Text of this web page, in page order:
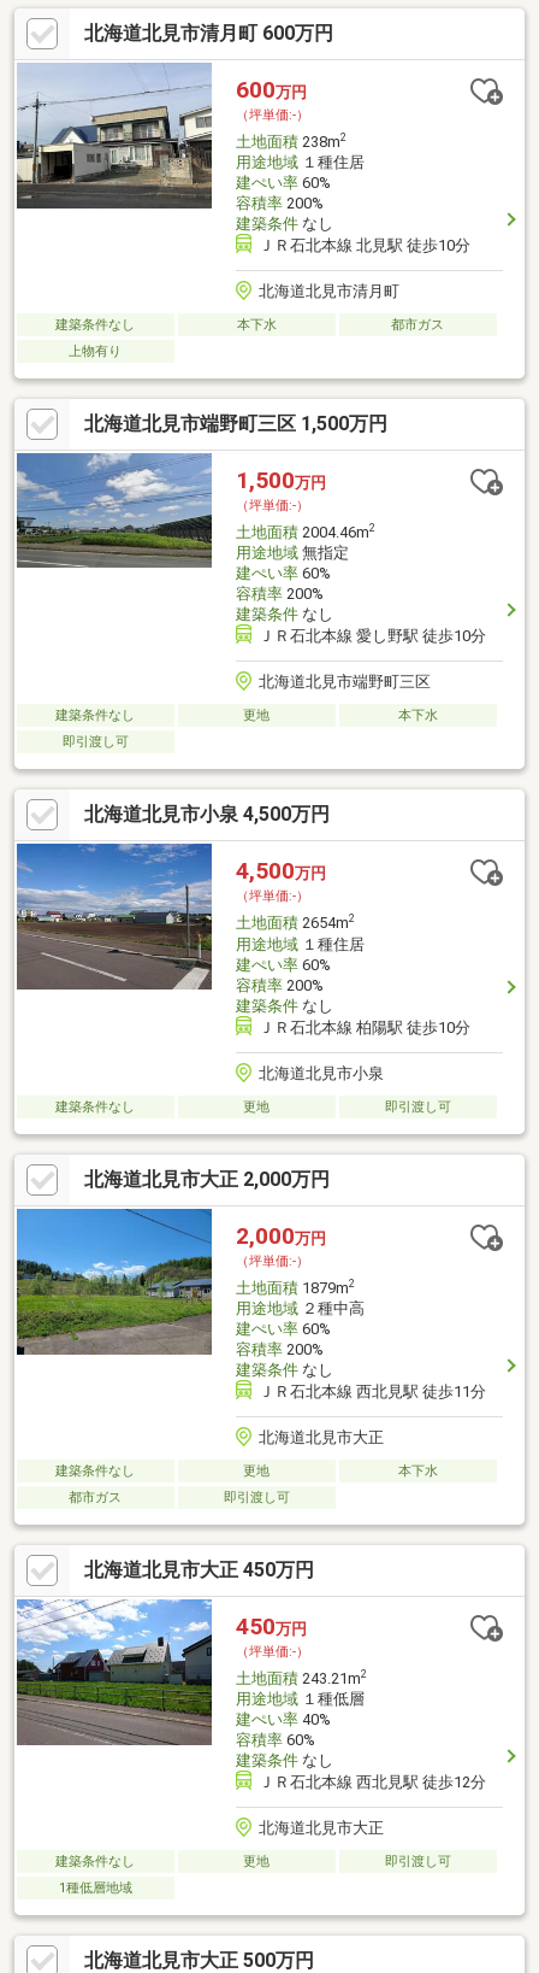
北海道北見市清月町 600万円
600万円
（坪単価:-）
土地面積238m2
用途地域１種住居
建ぺい率60%
容積率200%
建築条件なし
ＪＲ石北本線 北見駅 徒歩10分
北海道北見市清月町
建築条件なし 本下水
都市ガス
上物有り
北海道北見市端野町三区 1,500万円
1,500万円
（坪単価:-）
土地面積2004.46m2
用途地域無指定
建ぺい率60%
容積率200%
建築条件なし
ＪＲ石北本線 愛し野駅 徒歩10分
北海道北見市端野町三区
建築条件なし 更地
本下水
即引渡し可
北海道北見市小泉 4,500万円
4,500万円
（坪単価:-）
土地面積2654m2
用途地域１種住居
建ぺい率60%
容積率200%
建築条件なし
ＪＲ石北本線 柏陽駅 徒歩10分
北海道北見市小泉
建築条件なし 更地 即引渡し可
北海道北見市大正 2,000万円
2,000万円
（坪単価:-）
土地面積1879m2
用途地域２種中高
建ぺい率60%
容積率200%
建築条件なし
ＪＲ石北本線 西北見駅 徒歩11分
北海道北見市大正
建築条件なし 更地
本下水
都市ガス
即引渡し可
北海道北見市大正 450万円
450万円
（坪単価:-）
土地面積243.21m2
用途地域１種低層
建ぺい率40%
容積率60%
建築条件なし
ＪＲ石北本線 西北見駅 徒歩12分
北海道北見市大正
建築条件なし 更地
即引渡し可
1種低層地域
北海道北見市大正 500万円